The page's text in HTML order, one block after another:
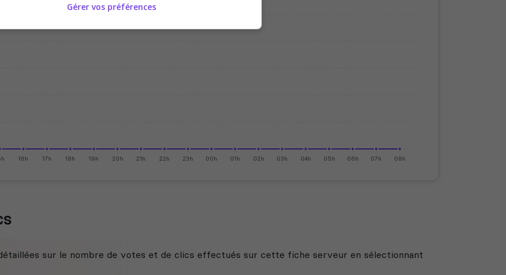
16h 17h 18h 19h 20h 21h 22h 23h 00h 01h 02h 03h 04h 05h 06h 07h 08h
sur le nombre de votes et de clics effectués sur cette fiche serveur en sélectionnant
Gérer vos préférences